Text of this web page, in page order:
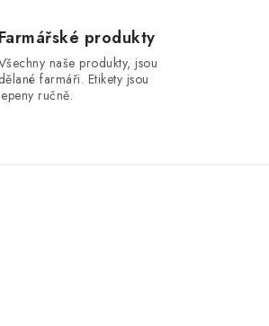
Farmářské produkty
naše produkty, jsou
dělané farmáři. Etikety jsou
ručně.